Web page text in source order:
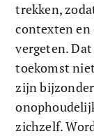
trekken,
contexten en
vergeten.
toekomst
zijn
zichzelf.